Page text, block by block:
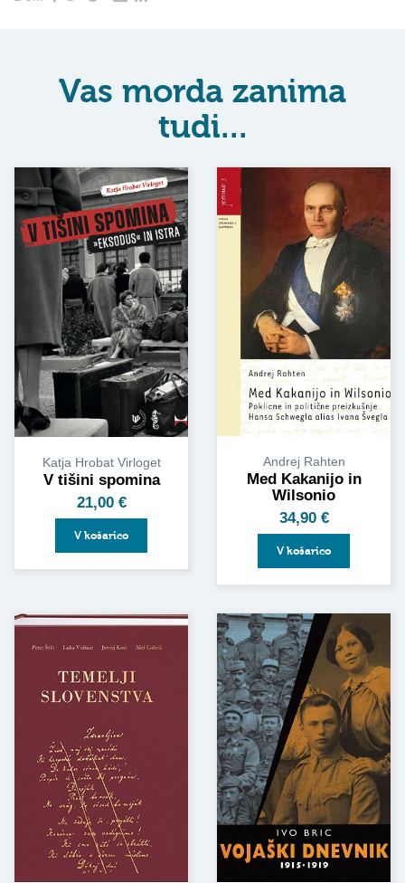
Vas morda zanima
tudi...
Katja Hrobat Virloget
V tišini spomina
21,00 €
V košarico
Andrej Rahten
Med Kakanijo in
Wilsonio
34,90 €
V košarico